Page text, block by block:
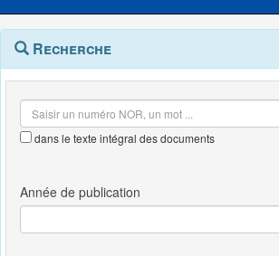
Navigation
outils
Menu
contextuel
Recherche
dans le texte intégral des documents